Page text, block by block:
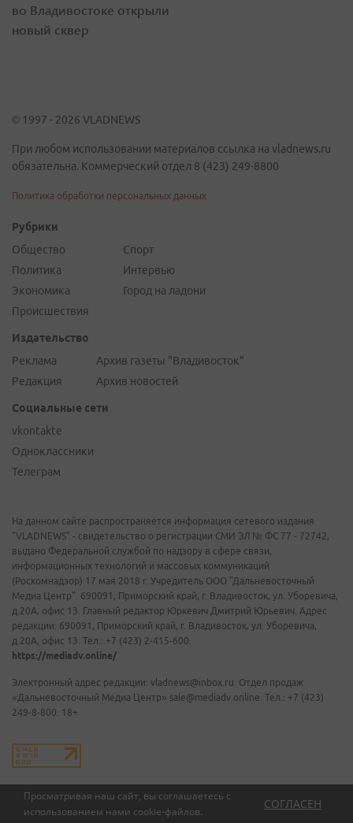
Просматривая наш сайт, вы соглашаетесь с
использованием нами cookie-файлов.
СОГЛАСЕН
во Владивостоке открыли
новый сквер
© 1997 - 2026 VLADNEWS
При любом использовании материалов ссылка на vladnews.ru
обязательна. Коммерческий отдел 8 (423) 249-8800
Политика обработки персональных данных
Рубрики
Общество
Политика
Экономика
Происшествия
Спорт
Интервью
Город на ладони
Издательство
Реклама
Редакция
Архив газеты "Владивосток"
Архив новостей
Социальные сети
vkontakte
Одноклассники
Телеграм
На данном сайте распространяется информация сетевого издания
"VLADNEWS" - свидетельство о регистрации СМИ ЭЛ № ФС 77 - 72742,
выдано Федеральной службой по надзору в сфере связи,
информационных технологий и массовых коммуникаций
(Роскомнадзор) 17 мая 2018 г. Учредитель ООО "Дальневосточный
Медиа Центр". 690091, Приморский край, г. Владивосток, ул. Уборевича,
д.20А, офис 13. Главный редактор Юркевич Дмитрий Юрьевич. Адрес
редакции: 690091, Приморский край, г. Владивосток, ул. Уборевича,
д.20А, офис 13. Тел.: +7 (423) 2-415-600.
https://mediadv.online/
Электронный адрес редакции: vladnews@inbox.ru. Отдел продаж
«Дальневосточный Медиа Центр» sale@mediadv.online. Тел.: +7 (423)
249-8-800. 18+